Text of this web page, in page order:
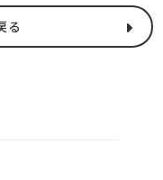
る